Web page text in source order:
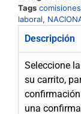
Tags
laboral,
Descripción
Seleccione
su carrito,
una